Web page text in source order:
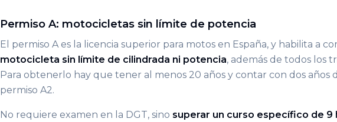
Permiso A: motocicletas sin límite de potencia
El permiso A es la licencia superior para motos en España, y habilita a
motocicleta sin límite de cilindrada ni potencia, además de todos los
Para obtenerlo hay que tener al menos 20 años y contar con dos años
permiso A2.
No requiere examen en la DGT, sino superar un curso específico de 9